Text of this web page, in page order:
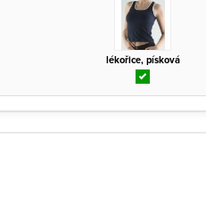
lékořice, písková